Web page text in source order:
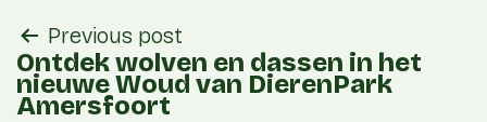
post
navigation
Previous post
Ontdek wolven en dassen in het
nieuwe Woud van DierenPark
Amersfoort